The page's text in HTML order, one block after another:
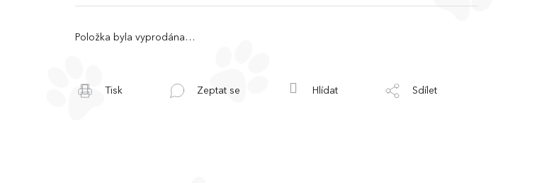
Položka byla vyprodána…
Tisk Zeptat se Hlídat Sdílet